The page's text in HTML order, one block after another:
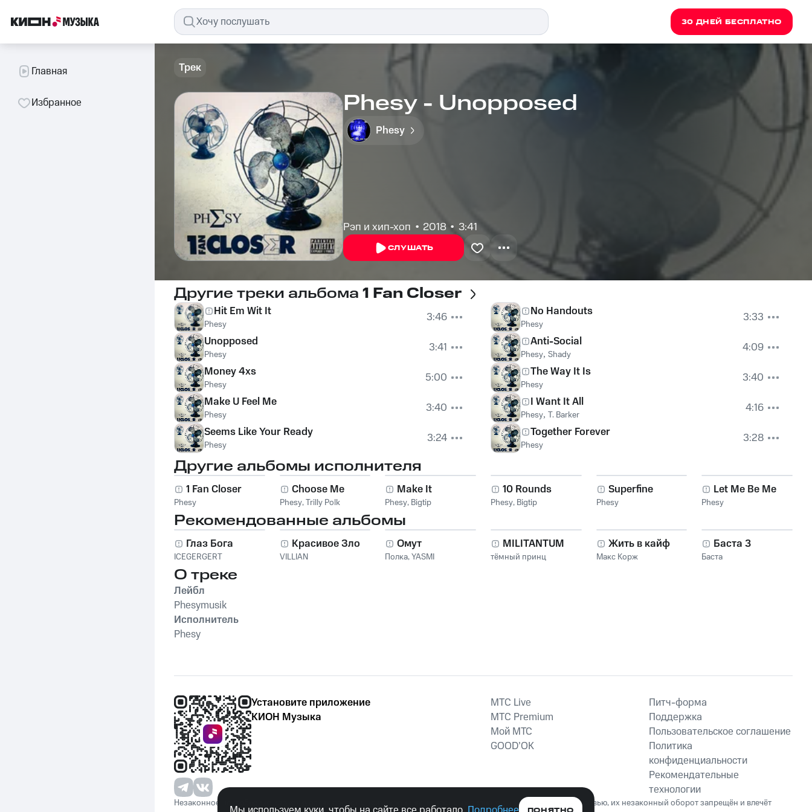
30 ДНЕЙ БЕСПЛАТНО
Главная
Избранное
Трек
Phesy - Unopposed
Phesy
Рэп и хип-хоп 2018 3:41
СЛУШАТЬ
Другие треки альбома 1 Fan Closer
Hit Em Wit It
Phesy
3:46
Unopposed
Phesy
3:41
Money 4xs
Phesy
5:00
Make U Feel Me
Phesy
3:40
Seems Like Your Ready
Phesy 3:24
No Handouts
Phesy
3:33
Anti-Social
Phesy, Shady
4:09
The Way It Is
Phesy
3:40
I Want It All
Phesy, T. Barker
4:16
Together Forever
Phesy 3:28
Другие альбомы исполнителя
1 Fan Closer
Phesy
Choose Me
Phesy,Trilly Polk
Make It
Phesy, Bigtip
10 Rounds
Phesy, Bigtip
Superfine
Phesy
Let Me Be Me
Phesy
Рекомендованные альбомы
Глаз Бога
ICEGERGERT
Красивое Зло
VILLIAN
Омут
Полка,YASMI
MILITANTUM
тёмный принц
Жить в кайф
Макс Корж
Баста 3
Баста
О треке
Лейбл
Phesymusik
Исполнитель
Phesy
Установите приложение
КИОН Музыка
MTС Live
MTС Premium
Мой МТС
GOOD’OK
Питч-форма
Поддержка
Пользовательское соглашение
Политика
конфиденциальности
Рекомендательные
технологии
Незаконное потребление наркотических средств, психотропных веществ, их аналогов причиняет вред здоровью, их незаконный оборот запрещён и влечёт